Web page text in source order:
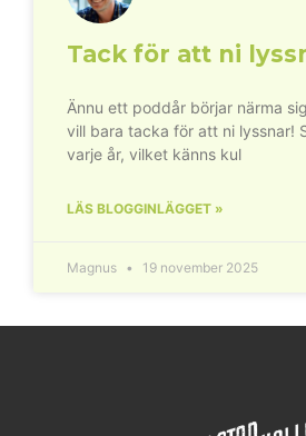
Tack för att ni
Ännu ett poddår börjar närma
vill bara tacka för att ni lyssnar!
varje år, vilket känns kul
LÄS BLOGGINLÄGGET »
Magnus 19 november 2025